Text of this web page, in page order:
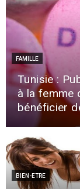
FAMILLE
Tunisie :
à la femme
bénéficier
BIEN-ETRE